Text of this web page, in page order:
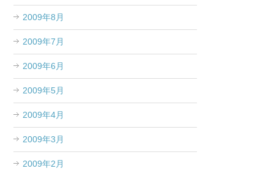
2009年8月
2009年7月
2009年6月
2009年5月
2009年4月
2009年3月
2009年2月